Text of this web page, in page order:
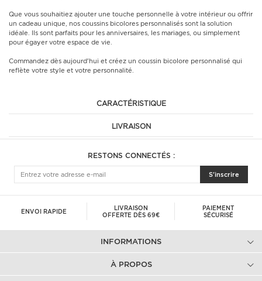
Que vous souhaitiez ajouter une touche personnelle à votre intérieur ou offrir
un cadeau unique, nos coussins bicolores personnalisés sont la solution
idéale. Ils sont parfaits pour les anniversaires, les mariages, ou simplement
pour égayer votre espace de vie.
Commandez dès aujourd'hui et créez un coussin bicolore personnalisé qui
reflète votre style et votre personnalité.
CARACTÉRISTIQUE
LIVRAISON
RESTONS CONNECTÉS :
S'inscrire
ENVOI RAPIDE
LIVRAISON
OFFERTE DÈS 69€
PAIEMENT
SÉCURISÉ
INFORMATIONS
À PROPOS